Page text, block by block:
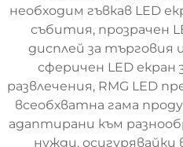
необходим гъвкав LED
събития, прозрачен
дисплей за търговия
сферичен LED екран
развлечения, RMG LED
всеобхватна гама
адаптирани към
нужди, осигурявайки